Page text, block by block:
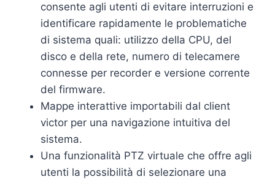
consente agli utenti di evitare interruzioni e
identificare rapidamente le problematiche
di sistema quali: utilizzo della CPU, del
disco e della rete, numero di telecamere
connesse per recorder e versione corrente
del firmware.
Mappe interattive importabili dal client
victor per una navigazione intuitiva del
sistema.
Una funzionalità PTZ virtuale che offre agli
utenti la possibilità di selezionare una